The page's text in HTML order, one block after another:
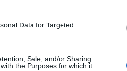
Data for Targeted
Sale, and/or Sharing
the Purposes for which it
tartozik, melynek olvasása